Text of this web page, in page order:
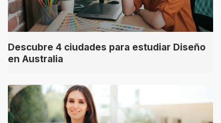
Descubre 4 ciudades para estudiar Diseño
en Australia